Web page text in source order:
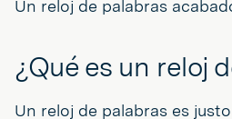
Un reloj de palabras
¿Qué es un reloj
Un reloj de palabras es